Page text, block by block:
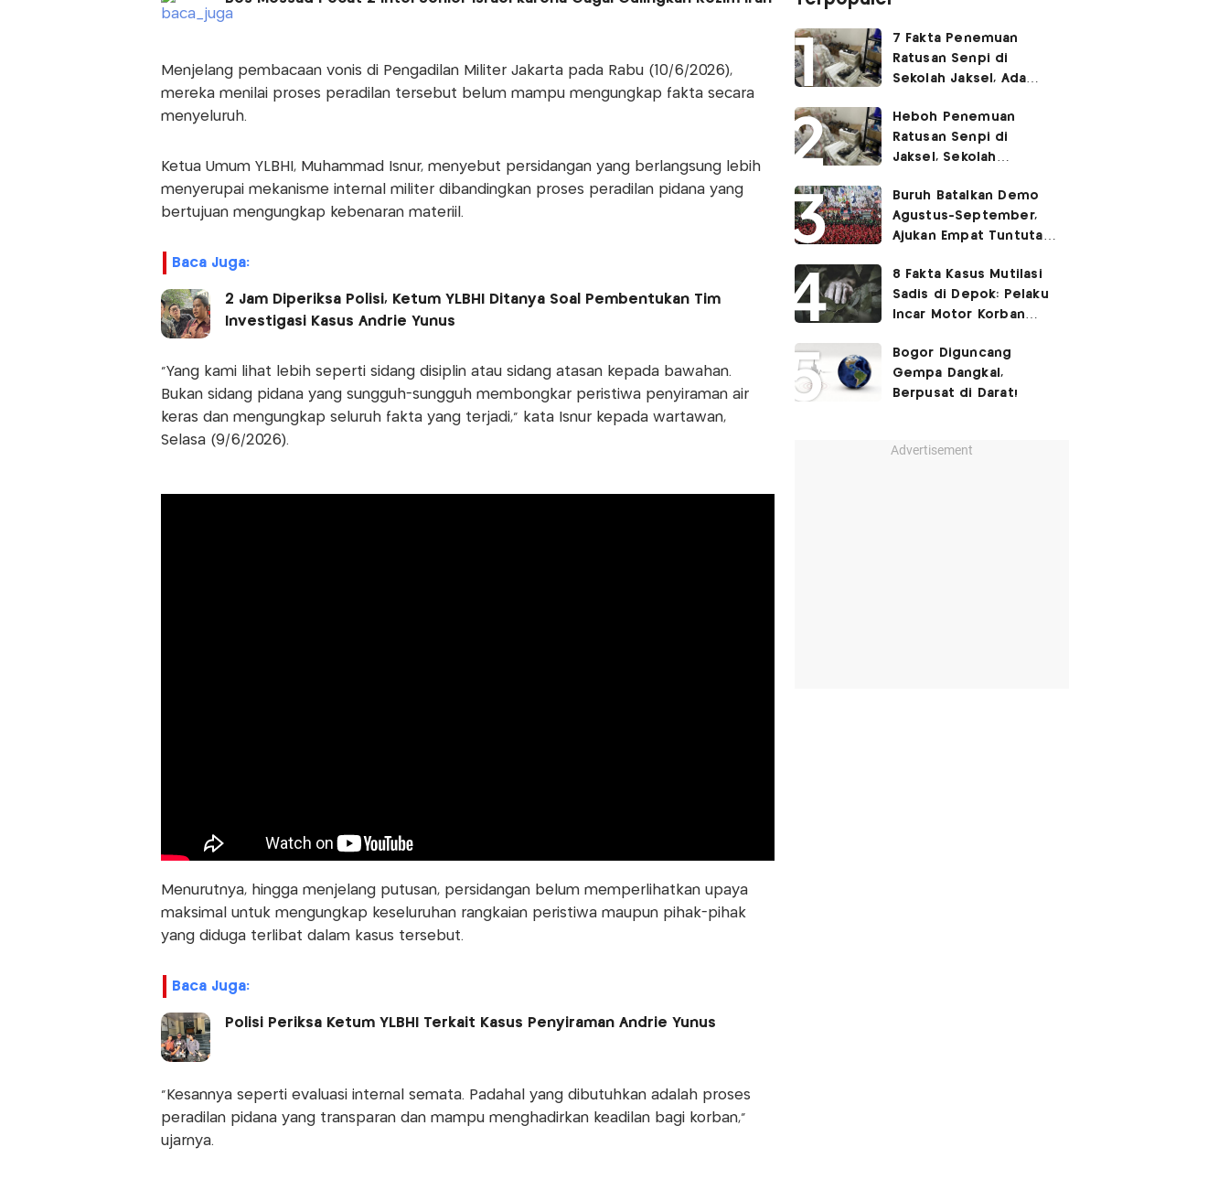
Menjelang pembacaan vonis di Pengadilan Militer Jakarta pada Rabu (10/6/2026),
mereka menilai proses peradilan tersebut belum mampu mengungkap fakta secara
menyeluruh.
Ketua Umum YLBHI, Muhammad Isnur, menyebut persidangan yang berlangsung lebih
menyerupai mekanisme internal militer dibandingkan proses peradilan pidana yang
bertujuan mengungkap kebenaran materiil.
Baca Juga:
2 Jam Diperiksa Polisi, Ketum YLBHI Ditanya Soal Pembentukan Tim
Investigasi Kasus Andrie Yunus
"Yang kami lihat lebih seperti sidang disiplin atau sidang atasan kepada bawahan.
Bukan sidang pidana yang sungguh-sungguh membongkar peristiwa penyiraman air
keras dan mengungkap seluruh fakta yang terjadi," kata Isnur kepada wartawan,
Selasa (9/6/2026).
Menurutnya, hingga menjelang putusan, persidangan belum memperlihatkan upaya
maksimal untuk mengungkap keseluruhan rangkaian peristiwa maupun pihak-pihak
yang diduga terlibat dalam kasus tersebut.
Baca Juga:
Polisi Periksa Ketum YLBHI Terkait Kasus Penyiraman Andrie Yunus
“Kesannya seperti evaluasi internal semata. Padahal yang dibutuhkan adalah proses
peradilan pidana yang transparan dan mampu menghadirkan keadilan bagi korban,”
ujarnya.
7 Fakta Penemuan
Ratusan Senpi di
Sekolah Jaksel, Ada
Ruang Bunker
Heboh Penemuan
Ratusan Senpi di
Jaksel, Sekolah
Kegiatan Eskul
Menembak
Buruh Batalkan Demo
Agustus-September,
Ajukan Empat Tuntutan
8 Fakta Kasus Mutilasi
Sadis di Depok: Pelaku
Incar Motor Korban
Bogor Diguncang
Gempa Dangkal,
Berpusat di Darat!
Advertisement